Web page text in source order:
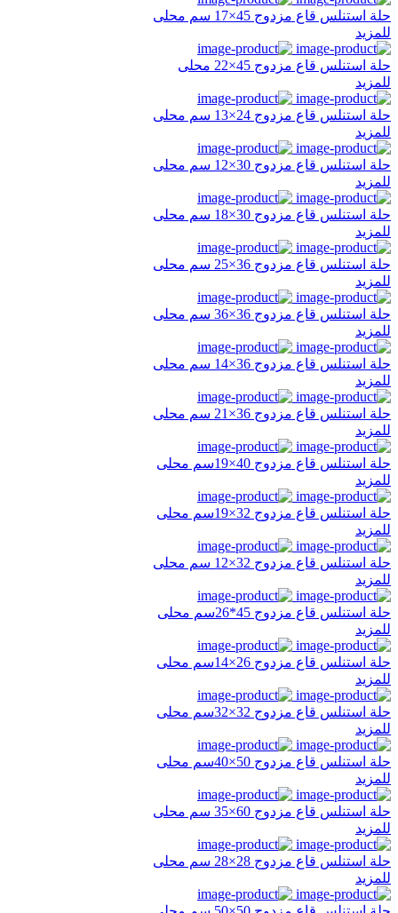
حلة استنلس قاع مزدوج 45×17 سم محلى
للمزيد
حلة استنلس قاع مزدوج 45×22 محلى
للمزيد
حلة استنلس قاع مزدوج 24×13 سم محلى
للمزيد
حلة استنلس قاع مزدوج 30×12 سم محلى
للمزيد
حلة استنلس قاع مزدوج 30×18 سم محلى
للمزيد
حلة استنلس قاع مزدوج 36×25 سم محلى
للمزيد
حلة استنلس قاع مزدوج 36×36 سم محلى
للمزيد
حلة استنلس قاع مزدوج 36×14 سم محلى
للمزيد
حلة استنلس قاع مزدوج 36×21 سم محلى
للمزيد
حلة استنلس قاع مزدوج 40×19سم محلى
للمزيد
حلة استنلس قاع مزدوج 32×19سم محلى
للمزيد
حلة استنلس قاع مزدوج 32×12 سم محلى
للمزيد
حلة استنلس قاع مزدوج 45*26سم محلى
للمزيد
حلة استنلس قاع مزدوج 26×14سم محلى
للمزيد
حلة استنلس قاع مزدوج 32×32سم محلى
للمزيد
حلة استنلس قاع مزدوج 50×40سم محلى
للمزيد
حلة استنلس قاع مزدوج 60×35 سم محلى
للمزيد
حلة استنلس قاع مزدوج 28×28 سم محلى
للمزيد